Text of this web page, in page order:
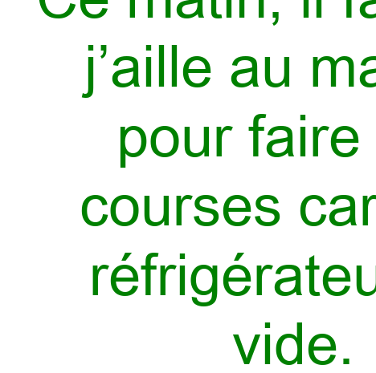
j’aille au
pour faire
courses
vide.